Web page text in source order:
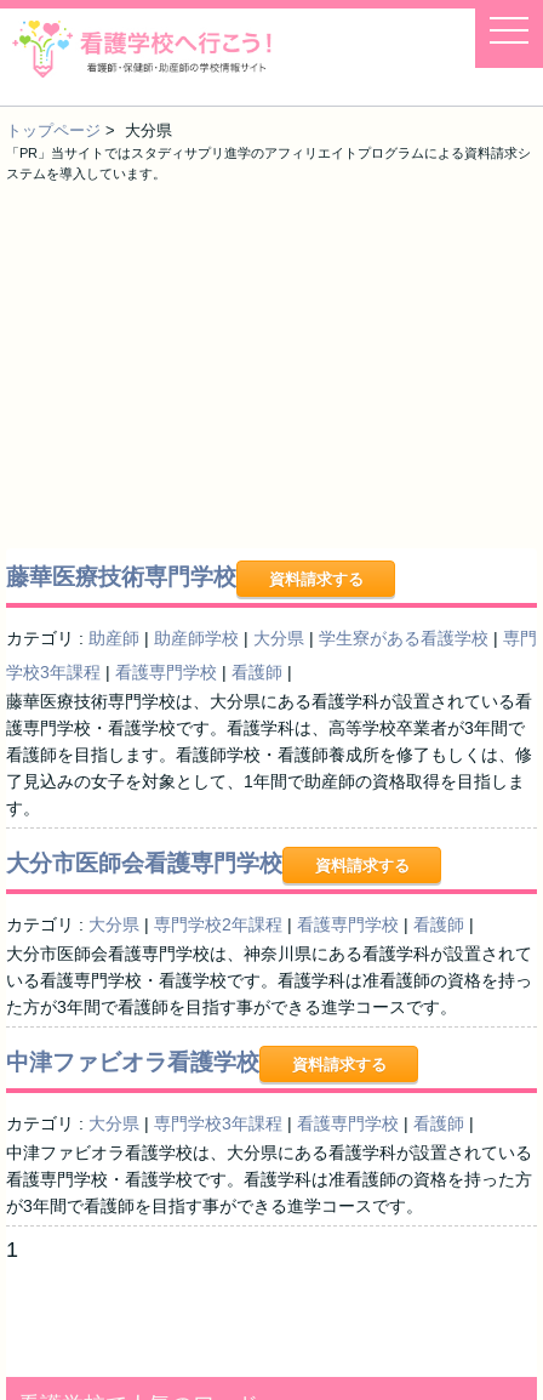
トップページ > 大分県
「PR」当サイトではスタディサプリ進学のアフィリエイトプログラムによる資料請求シ
ステムを導入しています。
藤華医療技術専門学校 資料請求する
カテゴリ : 助産師 | 助産師学校 | 大分県 | 学生寮がある看護学校 | 専門
学校3年課程 | 看護専門学校 | 看護師 |
藤華医療技術専門学校は、大分県にある看護学科が設置されている看
護専門学校・看護学校です。看護学科は、高等学校卒業者が3年間で
看護師を目指します。看護師学校・看護師養成所を修了もしくは、修
了見込みの女子を対象として、1年間で助産師の資格取得を目指しま
す。
大分市医師会看護専門学校 資料請求する
カテゴリ : 大分県 | 専門学校2年課程 | 看護専門学校 | 看護師 |
大分市医師会看護専門学校は、神奈川県にある看護学科が設置されて
いる看護専門学校・看護学校です。看護学科は准看護師の資格を持っ
た方が3年間で看護師を目指す事ができる進学コースです。
中津ファビオラ看護学校 資料請求する
カテゴリ : 大分県 | 専門学校3年課程 | 看護専門学校 | 看護師 |
中津ファビオラ看護学校は、大分県にある看護学科が設置されている
看護専門学校・看護学校です。看護学科は准看護師の資格を持った方
が3年間で看護師を目指す事ができる進学コースです。
1